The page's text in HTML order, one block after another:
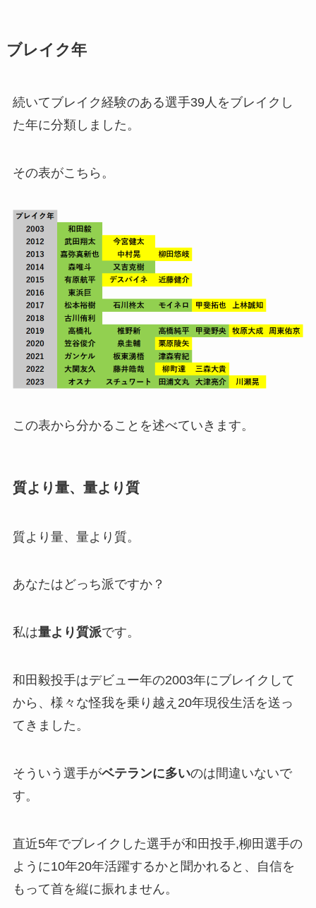
ブレイク年
続いてブレイク経験のある選手39人をブレイクし
た年に分類しました。
その表がこちら。
この表から分かることを述べていきます。
質より量、量より質
質より量、量より質。
あなたはどっち派ですか？
私は量より質派です。
和田毅投手はデビュー年の2003年にブレイクして
から、様々な怪我を乗り越え20年現役生活を送っ
てきました。
そういう選手がベテランに多いのは間違いないで
す。
直近5年でブレイクした選手が和田投手,柳田選手の
ように10年20年活躍するかと聞かれると、自信を
もって首を縦に振れません。